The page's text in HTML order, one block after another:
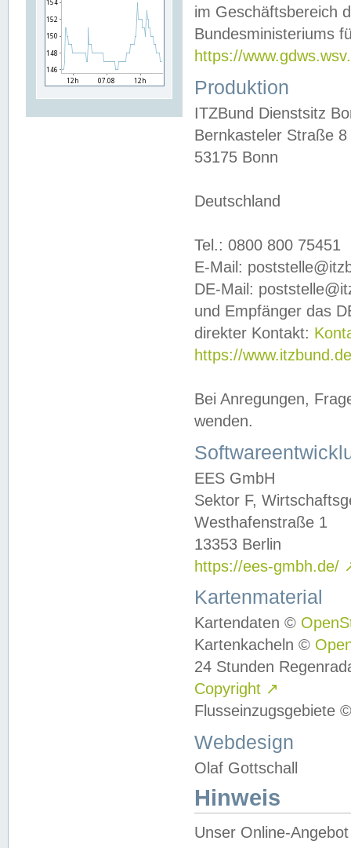
im Geschäftsbereich
Bundesministeriums
https://
Produktion
ITZBund Dienstsitz
Bernkasteler Straße 8
53175 Bonn
Deutschland
Tel.: 0800 800 75451
E-Mail:
DE-Mail:
und Empfänger das
direkter Kontakt:
https://
Bei Anregungen,
wenden.
EES GmbH
Sektor F,
Westhafenstraße 1
13353 Berlin
https://ees-gmbh.de/
Kartenmaterial
Kartendaten ©
Kartenkacheln ©
24 Stunden
Copyright ↗
Flusseinzugsgebiete
Webdesign
Olaf Gottschall
Hinweis
Unser Online-